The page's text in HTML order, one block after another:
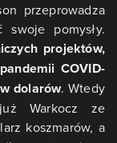
przeprowadza
pomysły.
projektów,
COVID-
dolarów. Wtedy
Warkocz ze
koszmarów, a